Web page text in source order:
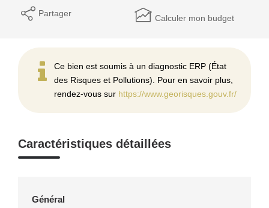
Partager Calculer mon budget
Ce bien est soumis à un diagnostic ERP (État
des Risques et Pollutions). Pour en savoir plus,
rendez-vous sur https://www.georisques.gouv.fr/
Caractéristiques détaillées
Général